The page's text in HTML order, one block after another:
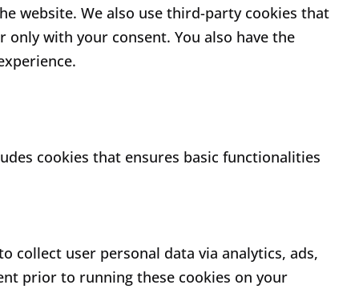
website. We also use third-party cookies that
with your consent. You also have the
cookies that ensures basic functionalities
collect user personal data via analytics, ads,
prior to running these cookies on your